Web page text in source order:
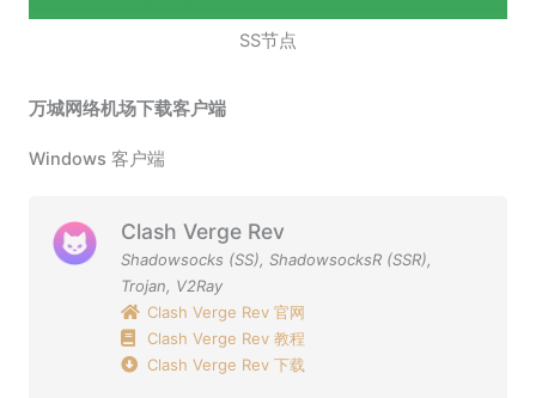
SS节点
万城网络机场下载客户端
Windows 客户端
Clash Verge Rev
Shadowsocks (SS), ShadowsocksR (SSR),
Trojan, V2Ray
Clash Verge Rev 官网
Clash Verge Rev 教程
Clash Verge Rev 下载